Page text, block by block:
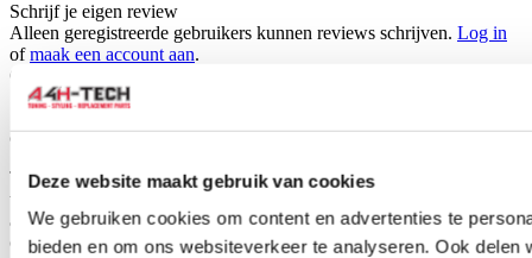
Deze website maakt gebruik van cookies
We gebruiken cookies om content en advertenties te
bieden en om ons websiteverkeer te analyseren. Ook
Schrijf je eigen review
Alleen geregistreerde gebruikers kunnen reviews schrijven. Log in
ofmaak een account aan.
Omschrijving
Set car mats for your Honda Accord,ready to fit directly into your
car.
The car mats are specifically tailored for your car type and therefore
will fit perfectly. H-Gear car mats are made of durable black fabric
and also have the standard mounting holes for easy fitting into your
car, just like the original mats.They have a anti-slip surface so mat